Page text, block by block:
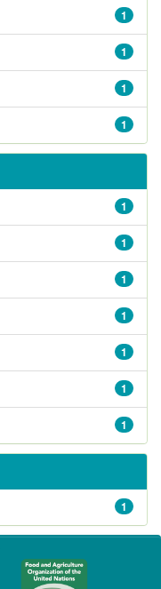
1
1
1
1
1
1
1
1
1
1
1
1